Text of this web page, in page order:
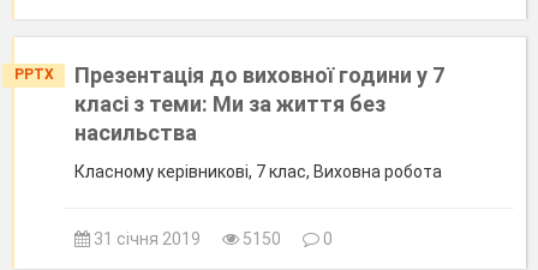
PPTX
Презентація до виховної години у 7
класі з теми: Ми за життя без
насильства
Класному керівникові, 7 клас, Виховна робота
31 січня 2019 5150 0